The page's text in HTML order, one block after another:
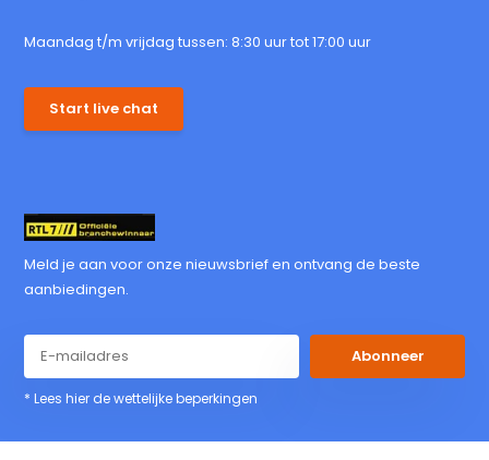
Maandag t/m vrijdag tussen: 8:30 uur tot 17:00 uur
Start live chat
Meld je aan voor onze nieuwsbrief en ontvang de beste
aanbiedingen.
Abonneer
* Lees hier de wettelijke beperkingen